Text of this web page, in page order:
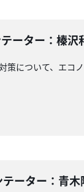
ーター：榛
について、エコ
ーター：青